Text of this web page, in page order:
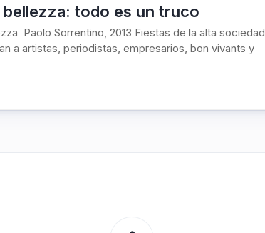
bellezza: todo es un truco
Paolo Sorrentino, 2013 Fiestas de la alta sociedad
a artistas, periodistas, empresarios, bon vivants y